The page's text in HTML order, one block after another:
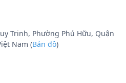
Trinh, Phường Phú Hữu, Quận
Nam (Bản đồ)